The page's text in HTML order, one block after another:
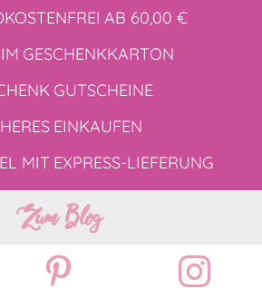
AB 60,00 €
GESCHENKKARTON
GUTSCHEINE
EINKAUFEN
MIT EXPRESS-LIEFERUNG
Zum Blog